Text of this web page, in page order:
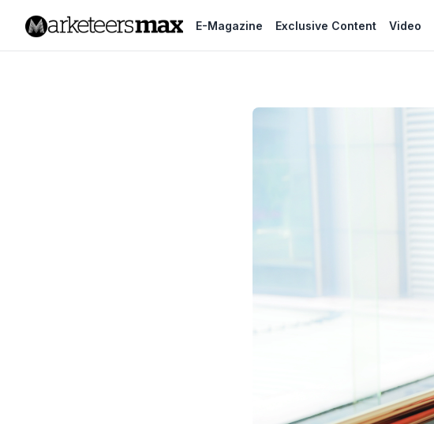
E-Magazine Exclusive Content Video